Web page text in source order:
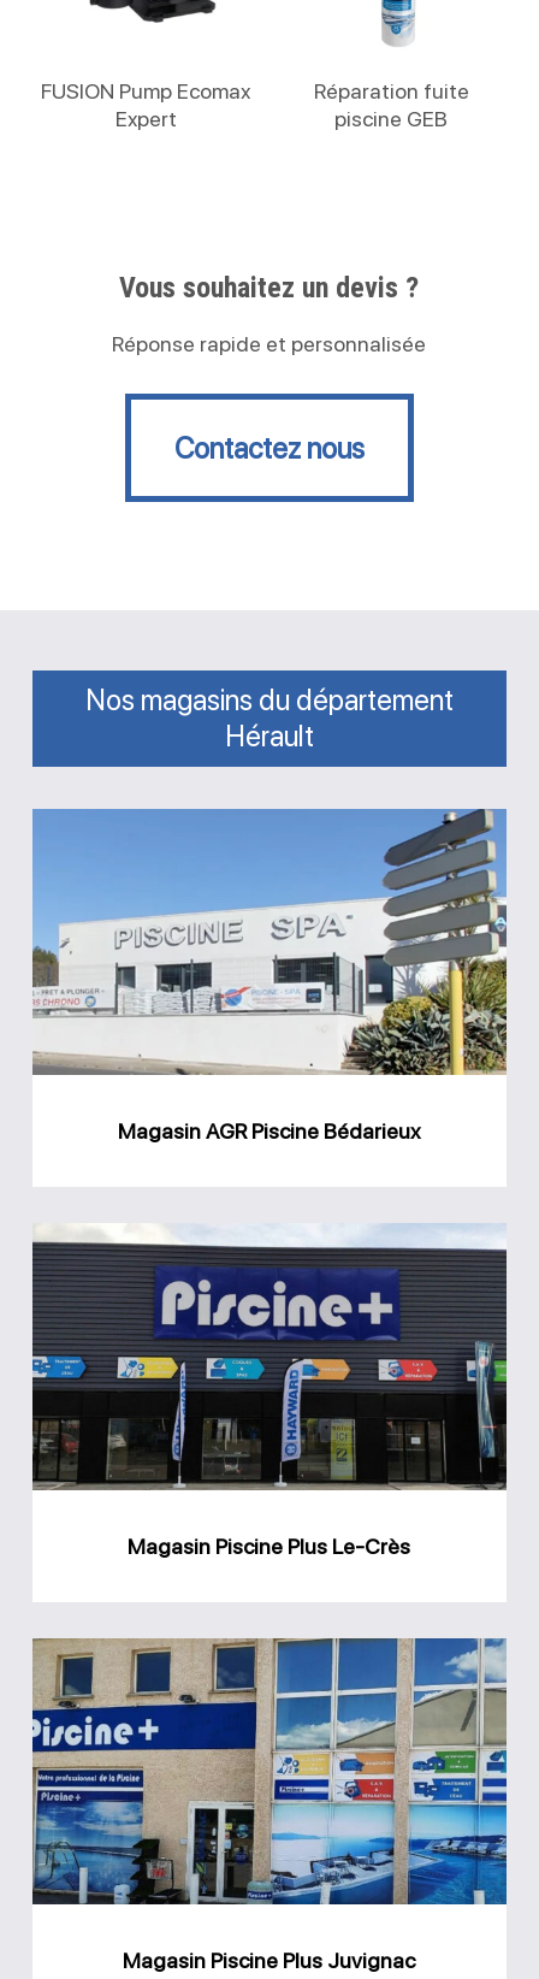
FUSION Pump Ecomax
Expert
Réparation fuite
piscine GEB
Vous souhaitez un devis ?
Réponse rapide et personnalisée
Contactez nous
Contactez nous
Nos magasins du département
Hérault
Piscine
Bédarieux
Magasin AGR Piscine Bédarieux
Magasin
Piscine
Plus
Le-
Crès
Magasin Piscine Plus Le-Crès
Magasin
Piscine
Plus
Juvignac
Magasin Piscine Plus Juvignac